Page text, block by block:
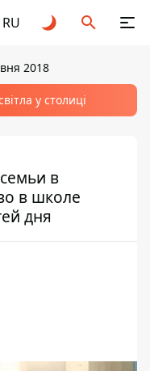
RU
2018
у столиці
в
в школе
дня